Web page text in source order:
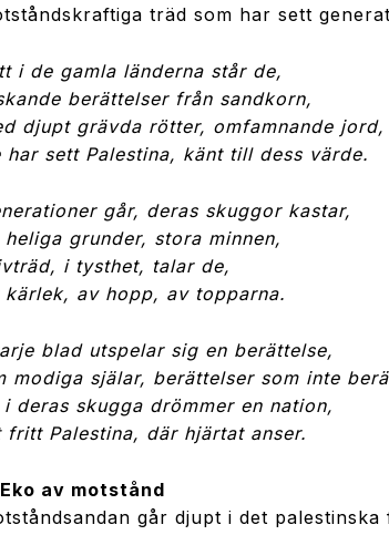
träd som har sett
i de gamla länderna står de,
berättelser från sandkorn,
djupt grävda rötter, omfamnande jord,
har sett Palestina, känt till dess värde.
går, deras skuggor kastar,
heliga grunder, stora minnen,
i tysthet, talar de,
kärlek, av hopp, av topparna.
blad utspelar sig en berättelse,
modiga själar, berättelser som inte
i deras skugga drömmer en nation,
fritt Palestina, där hjärtat anser.
av motstånd
går djupt i det